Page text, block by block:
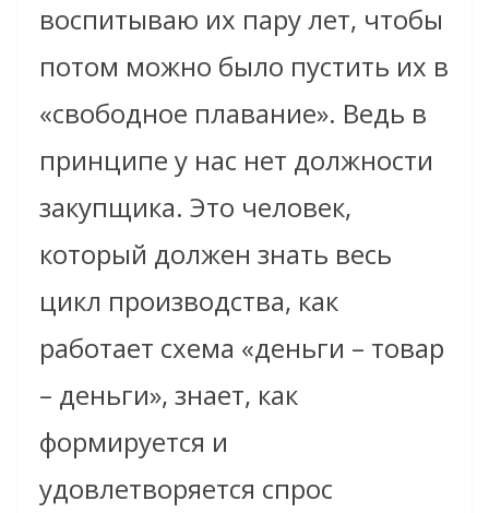
воспитываю их пару лет, чтобы
потом можно было пустить их в
«свободное плавание». Ведь в
принципе у нас нет должности
закупщика. Это человек,
который должен знать весь
цикл производства, как
работает схема «деньги – товар
– деньги», знает, как
формируется и
удовлетворяется спрос